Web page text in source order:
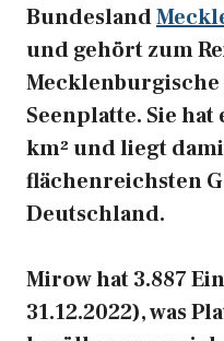
Bundesland
und gehört zum
Mecklenburgische
Seenplatte. Sie hat
km² und liegt
flächenreichsten
Deutschland.
Mirow hat 3.887
31.12.2022), was